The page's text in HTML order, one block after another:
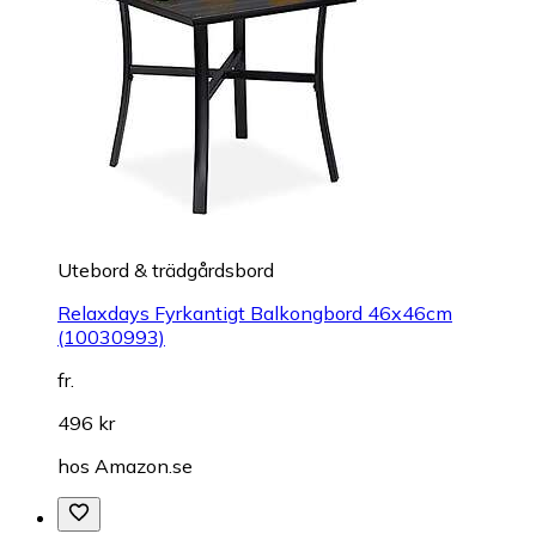
Utebord & trädgårdsbord
Relaxdays Fyrkantigt Balkongbord 46x46cm
(10030993)
fr.
496 kr
hos Amazon.se